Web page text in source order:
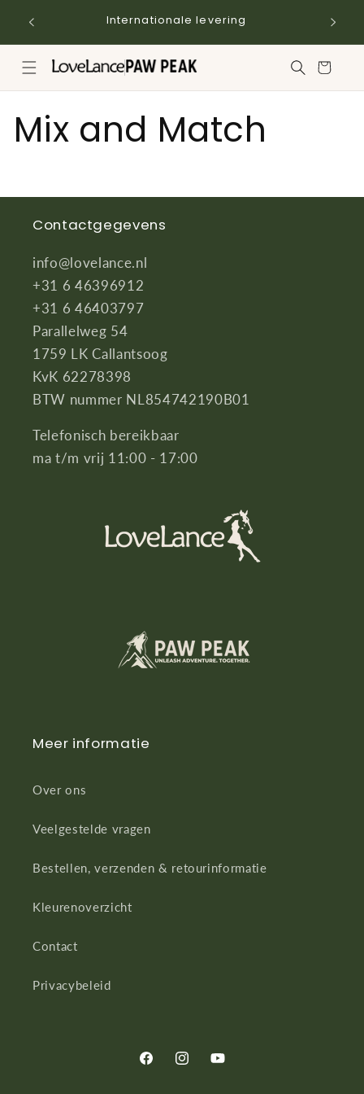
naar de
Internationale levering
Winkelwagen
Mix and Match
Contactgegevens
info@lovelance.nl
+31 6 46396912
+31 6 46403797
Parallelweg 54
1759 LK Callantsoog
KvK 62278398
BTW nummer NL854742190B01
Telefonisch bereikbaar
ma t/m vrij 11:00 - 17:00
Meer informatie
Over ons
Veelgestelde vragen
Bestellen, verzenden & retourinformatie
Kleurenoverzicht
Contact
Privacybeleid
FacebookInstagramYouTube